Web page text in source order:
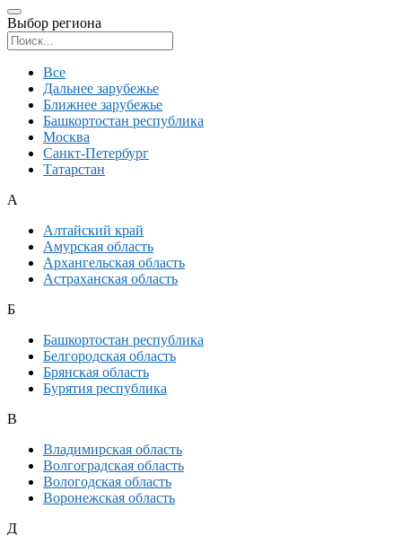
Выбор региона
Все
Дальнее зарубежье
Ближнее зарубежье
Башкортостан республика
Москва
Санкт-Петербург
Татарстан
А
Алтайский край
Амурская область
Архангельская область
Астраханская область
Б
Башкортостан республика
Белгородская область
Брянская область
Бурятия республика
В
Владимирская область
Волгоградская область
Вологодская область
Воронежская область
Д